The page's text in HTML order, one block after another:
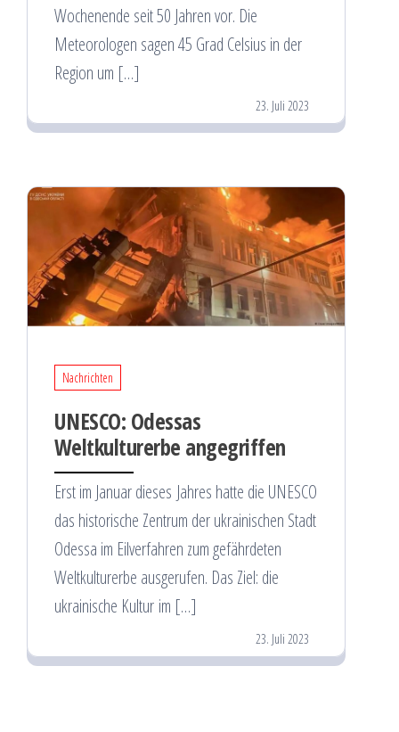
Wochenende seit 50 Jahren vor. Die
Meteorologen sagen 45 Grad Celsius in der
Region um […]
23. Juli 2023
Nachrichten
UNESCO: Odessas
Weltkulturerbe angegriffen
Erst im Januar dieses Jahres hatte die UNESCO
das historische Zentrum der ukrainischen Stadt
Odessa im Eilverfahren zum gefährdeten
Weltkulturerbe ausgerufen. Das Ziel: die
ukrainische Kultur im […]
23. Juli 2023